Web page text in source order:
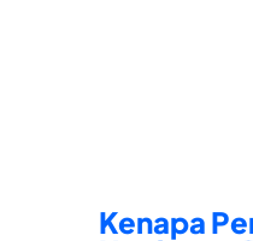
Kenapa